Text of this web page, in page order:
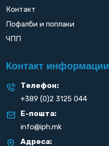
Контакт
Пофалби и поплаки
ЧПП
Контакт информации
Телефон:
+389 (0)2 3125 044
Е-пошта:
info@iph.mk
Адреса: